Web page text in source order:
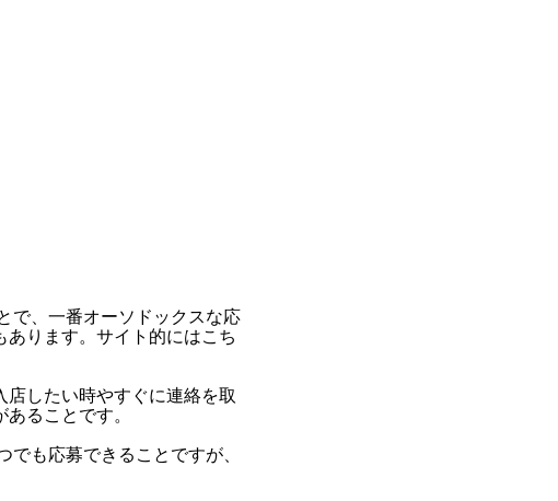
で、一番オーソドックスな応
ります。サイト的にはこち
したい時やすぐに連絡を取
ることです。
でも応募できることですが、